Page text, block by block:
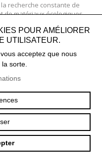
recherche constante de
de matériaux écologiques
2026 © | Lptent suisse
POUR AMÉLIORER
UTILISATEUR.
acceptez que nous
sorte.